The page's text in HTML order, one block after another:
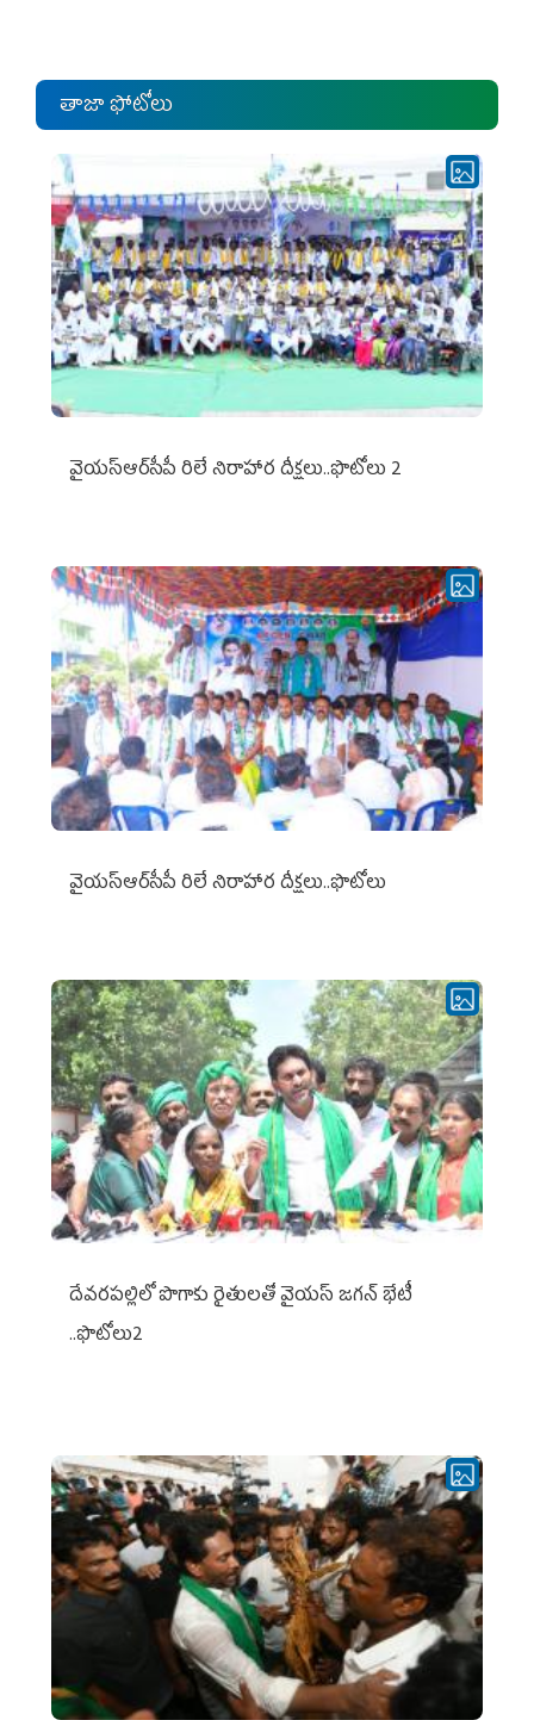
తాజా ఫోటోలు
వైయ‌స్ఆర్‌సీపీ రిలే నిరాహార దీక్షలు..ఫొటోలు 2
వైయ‌స్ఆర్‌సీపీ రిలే నిరాహార దీక్షలు..ఫొటోలు
దేవరపల్లిలో పొగాకు రైతులతో వైయస్ జగన్ భేటీ
..ఫొటోలు2